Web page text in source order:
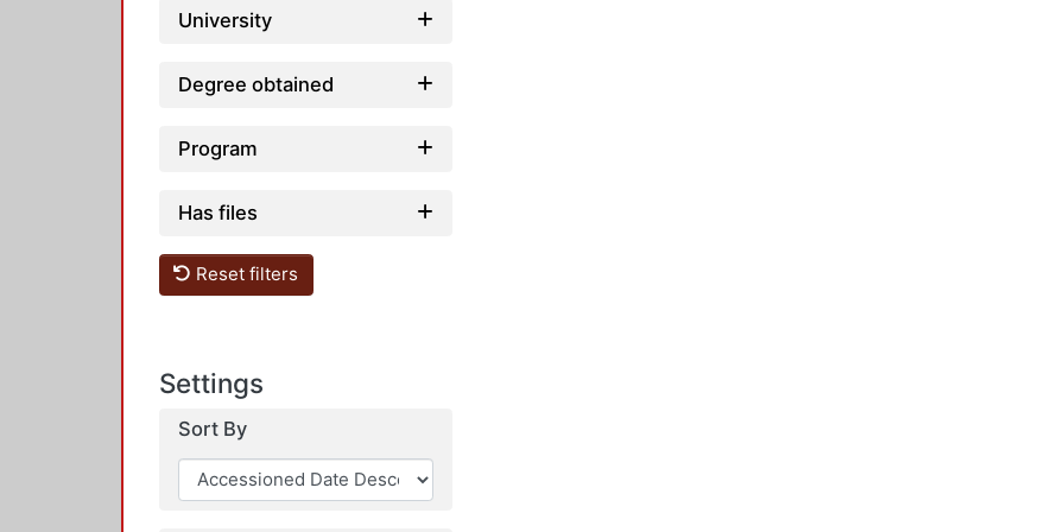
University
Degree obtained
Program
Has files
Reset filters
Settings
Sort By